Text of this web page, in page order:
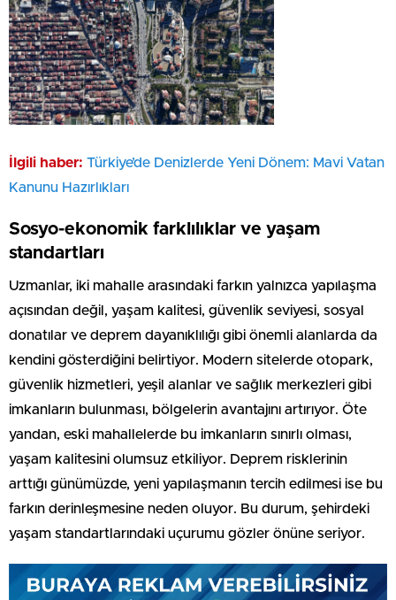
İlgili haber: Türkiye’de Denizlerde Yeni Dönem: Mavi Vatan
Kanunu Hazırlıkları
Sosyo-ekonomik farklılıklar ve yaşam
standartları
Uzmanlar, iki mahalle arasındaki farkın yalnızca yapılaşma
açısından değil, yaşam kalitesi, güvenlik seviyesi, sosyal
donatılar ve deprem dayanıklılığı gibi önemli alanlarda da
kendini gösterdiğini belirtiyor. Modern sitelerde otopark,
güvenlik hizmetleri, yeşil alanlar ve sağlık merkezleri gibi
imkanların bulunması, bölgelerin avantajını artırıyor. Öte
yandan, eski mahallelerde bu imkanların sınırlı olması,
yaşam kalitesini olumsuz etkiliyor. Deprem risklerinin
arttığı günümüzde, yeni yapılaşmanın tercih edilmesi ise bu
farkın derinleşmesine neden oluyor. Bu durum, şehirdeki
yaşam standartlarındaki uçurumu gözler önüne seriyor.